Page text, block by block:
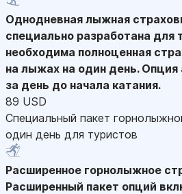
Однодневная лыжная
специально разработана для
необходима полноценная
на лыжах на один день. Опция
за день до начала катания.
89 USD
Специальный пакет
один день для туристов
Расширенное горнолыжное
Расширенный пакет опций